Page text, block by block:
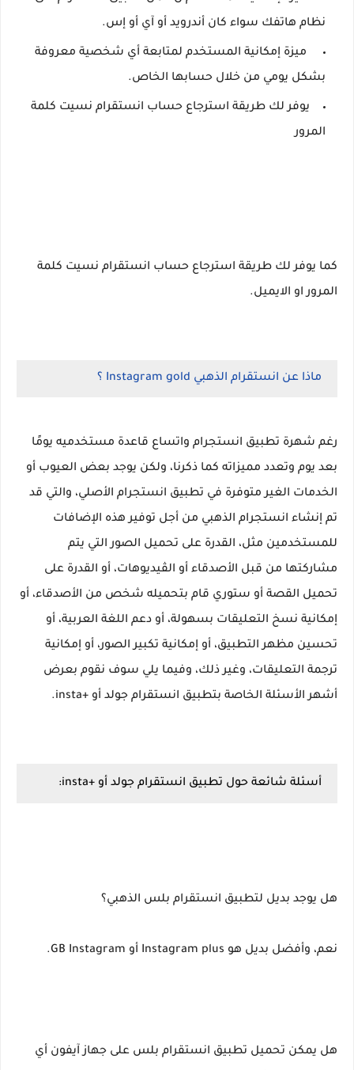
نظام هاتفك سواء كان أندرويد أو آي أو إس.
ميزة إمكانية المستخدم لمتابعة أي شخصية معروفة
بشكل يومي من خلال حسابها الخاص.
يوفر لك طريقة استرجاع حساب انستقرام نسيت كلمة
المرور
كما يوفر لك طريقة استرجاع حساب انستقرام نسيت كلمة
المرور او الايميل.
ماذا عن انستقرام الذهبي Instagram gold ؟
رغم شهرة تطبيق انستجرام واتساع قاعدة مستخدميه يومًا
بعد يوم وتعدد مميزاته كما ذكرنا، ولكن يوجد بعض العيوب أو
الخدمات الغير متوفرة في تطبيق انستجرام الأصلي، والتي قد
تم إنشاء انستجرام الذهبي من أجل توفير هذه الإضافات
للمستخدمين مثل، القدرة على تحميل الصور التي يتم
مشاركتها من قبل الأصدقاء أو الڤيديوهات، أو القدرة على
تحميل القصة أو ستوري قام بتحميله شخص من الأصدقاء، أو
إمكانية نسخ التعليقات بسهولة، أو دعم اللغة العربية، أو
تحسين مظهر التطبيق، أو إمكانية تكبير الصور، أو إمكانية
ترجمة التعليقات، وغير ذلك، وفيما يلي سوف نقوم بعرض
أشهر الأسئلة الخاصة بتطبيق انستقرام جولد أو +insta.
أسئلة شائعة حول تطبيق انستقرام جولد أو +insta:
هل يوجد بديل لتطبيق انستقرام بلس الذهبي؟
نعم، وأفضل بديل هو Instagram plus أو GB Instagram.
هل يمكن تحميل تطبيق انستقرام بلس على جهاز آيفون أي